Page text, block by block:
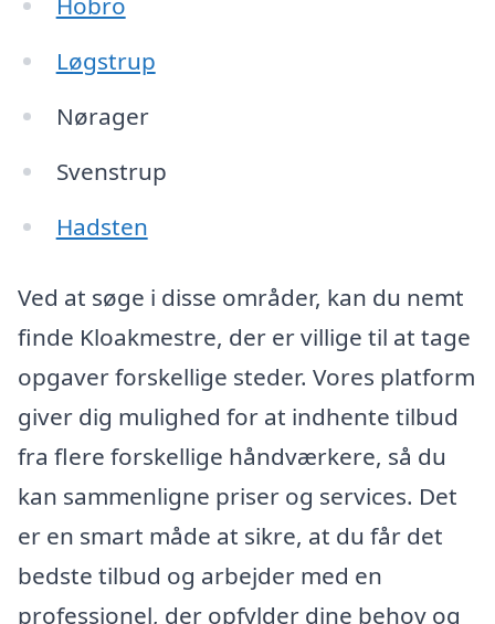
Løgstrup
Nørager
Svenstrup
Hadsten
Ved at søge i disse områder, kan du nemt
finde Kloakmestre, der er villige til at tage
opgaver forskellige steder. Vores platform
giver dig mulighed for at indhente tilbud
fra flere forskellige håndværkere, så du
kan sammenligne priser og services. Det
er en smart måde at sikre, at du får det
bedste tilbud og arbejder med en
professionel, der opfylder dine behov og